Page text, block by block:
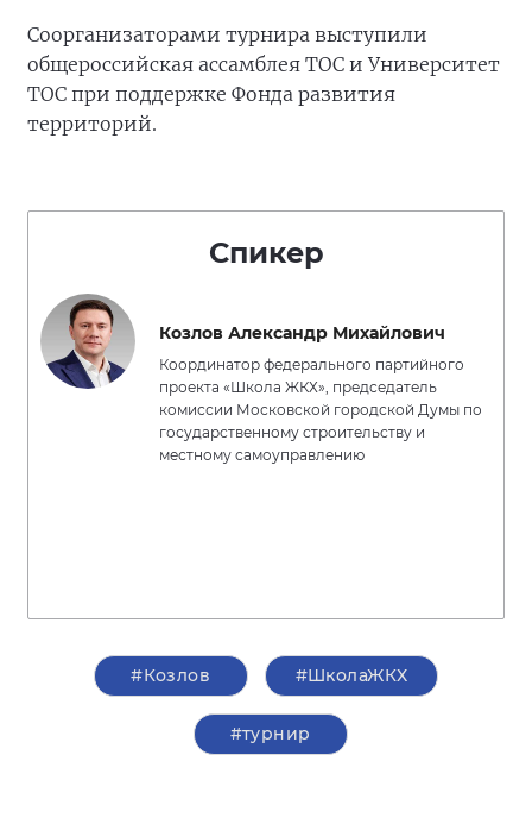
Соорганизаторами турнира выступили
общероссийская ассамблея ТОС и Университет
ТОС при поддержке Фонда развития
территорий.
Спикер
Козлов Александр Михайлович
Координатор федерального партийного
проекта «Школа ЖКХ», председатель
комиссии Московской городской Думы по
государственному строительству и
местному самоуправлению
#Козлов #ШколаЖКХ
#турнир